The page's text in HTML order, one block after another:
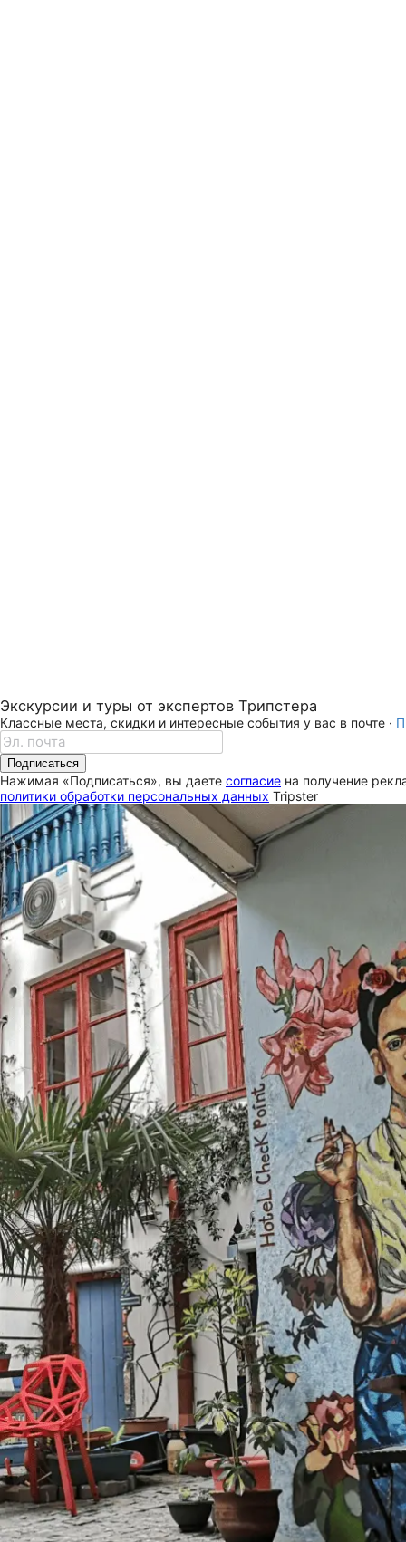
Экскурсии и туры от экспертов Трипстера
Классные места, скидки и интересные события у вас в почте ·
Подписаться
Нажимая «Подписаться», вы даете согласие на получение
политики обработки персональных данных Tripster